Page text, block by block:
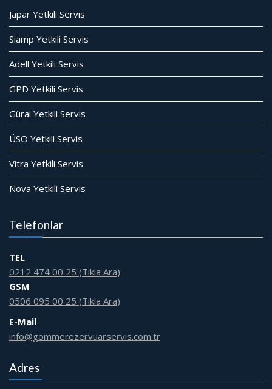
Japar Yetkili Servis
Siamp Yetkili Servis
Adell Yetkili Servis
GPD Yetkili Servis
Güral Yetkili Servis
ÜSO Yetkili Servis
Vitra Yetkili Servis
Nova Yetkili Servis
Telefonlar
TEL
0212 474 00 25 (Tıkla Ara)
GSM
0506 095 00 25 (Tıkla Ara)
E-Mail
info@gommerezervuarservis.com.tr
Adres